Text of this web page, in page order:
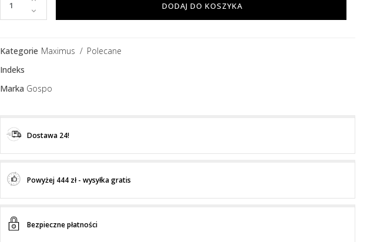
DODAJ DO KOSZYKA
Kategorie Maximus
Polecane
Indeks
Marka Gospo
Dostawa 24!
Powyżej 444 zł - wysyłka gratis
Bezpieczne płatności